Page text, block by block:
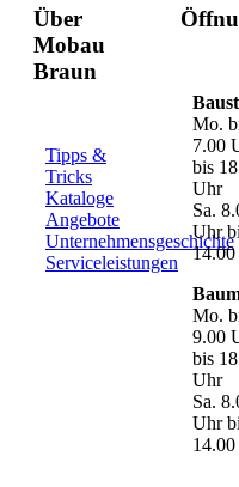
Über
Mobau
Braun
Tipps &
Tricks
Kataloge
Angebote
Unternehmensgeschichte
Serviceleistungen
Mo.
7.00
bis
Uhr
Sa.
Uhr
Mo.
9.00
bis
Uhr
Sa.
Uhr